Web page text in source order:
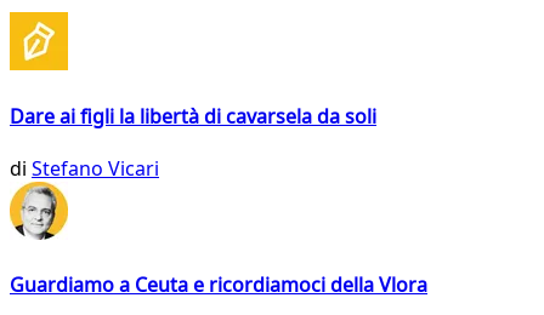
Dare ai figli la libertà di cavarsela da soli
di Stefano Vicari
Guardiamo a Ceuta e ricordiamoci della Vlora